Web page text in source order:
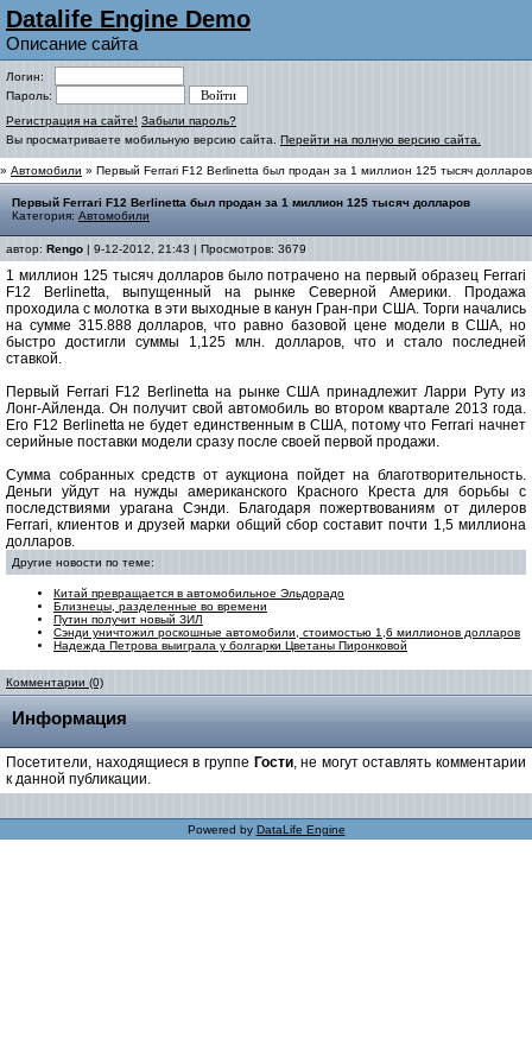
Datalife Engine Demo
Описание сайта
Логин:
Пароль:
Регистрация на сайте! Забыли пароль?
Вы просматриваете мобильную версию сайта. Перейти на полную версию сайта.
» Автомобили » Первый Ferrari F12 Berlinetta был продан за 1 миллион 125 тысяч долларов
Первый Ferrari F12 Berlinetta был продан за 1 миллион 125 тысяч долларов
Категория: Автомобили
автор: Rengo | 9-12-2012, 21:43 | Просмотров: 3679
1 миллион 125 тысяч долларов было потрачено на первый образец Ferrari
F12 Berlinetta, выпущенный на рынке Северной Америки. Продажа
проходила с молотка в эти выходные в канун Гран-при США. Торги начались
на сумме 315.888 долларов, что равно базовой цене модели в США, но
быстро достигли суммы 1,125 млн. долларов, что и стало последней
ставкой.
Первый Ferrari F12 Berlinetta на рынке США принадлежит Ларри Руту из
Лонг-Айленда. Он получит свой автомобиль во втором квартале 2013 года.
Его F12 Berlinetta не будет единственным в США, потому что Ferrari начнет
серийные поставки модели сразу после своей первой продажи.
Сумма собранных средств от аукциона пойдет на благотворительность.
Деньги уйдут на нужды американского Красного Креста для борьбы с
последствиями урагана Сэнди. Благодаря пожертвованиям от дилеров
Ferrari, клиентов и друзей марки общий сбор составит почти 1,5 миллиона
долларов.
Другие новости по теме:
Китай превращается в автомобильное Эльдорадо
Близнецы, разделенные во времени
Путин получит новый ЗИЛ
Сэнди уничтожил роскошные автомобили, стоимостью 1,6 миллионов долларов
Надежда Петрова выиграла у болгарки Цветаны Пиронковой
Комментарии (0)
Информация
Посетители, находящиеся в группе Гости, не могут оставлять комментарии
к данной публикации.
Powered by DataLife Engine